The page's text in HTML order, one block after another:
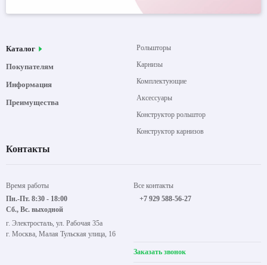
Каталог
Покупателям
Информация
Преимущества
Рольшторы
Карнизы
Комплектующие
Аксессуары
Конструктор рольштор
Конструктор карнизов
Контакты
Время работы
Пн.-Пт. 8:30 - 18:00
Сб., Вс. выходной
г. Электросталь, ул. Рабочая 35а
г. Москва, Малая Тульская улица, 16
Все контакты
+7 929 588-56-27
Заказать звонок